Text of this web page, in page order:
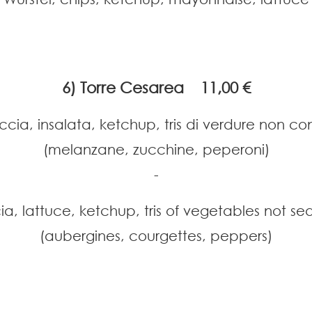
6) Torre Cesarea 11,00 €
insalata, ketchup, tris di verdure non
(melanzane, zucchine, peperoni)
-
lattuce, ketchup, tris of vegetables not
(aubergines, courgettes, peppers)